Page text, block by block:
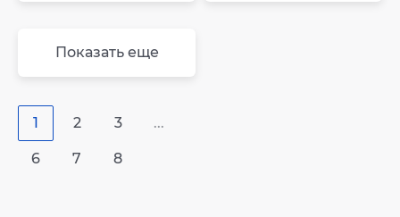
Показать еще
1 2 3 ...
6 7 8